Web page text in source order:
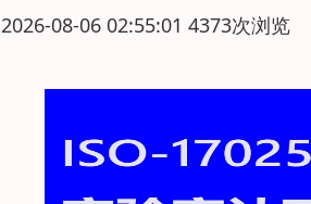
2026-08-06 02:55:01 4373次浏览